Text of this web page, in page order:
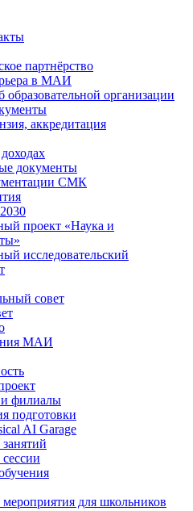
партнёрство
в МАИ
образовательной организации
аккредитация
документы
СМК
проект «Наука и
исследовательский
совет
МАИ
филиалы
подготовки
AI Garage
для школьников